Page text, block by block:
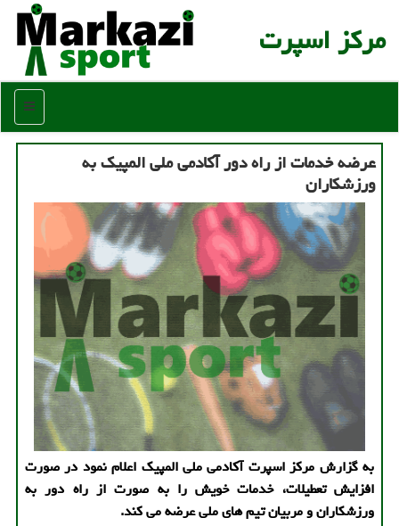
مركز اسپرت
منو
عرضه خدمات از راه دور آكادمی ملی المپیك به
ورزشكاران
به گزارش مركز اسپرت آكادمی ملی المپیك اعلام نمود در صورت
افزایش تعطیلات، خدمات خویش را به صورت از راه دور به
ورزشكاران و مربیان تیم های ملی عرضه می كند.